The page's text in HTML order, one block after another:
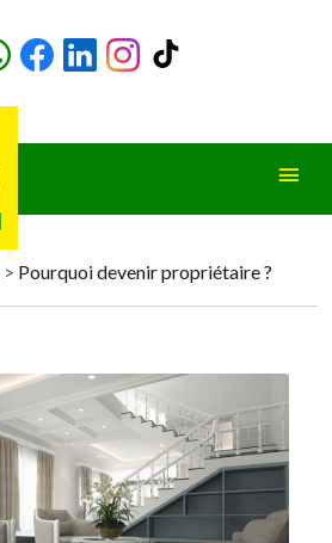
> Pourquoi devenir propriétaire ?